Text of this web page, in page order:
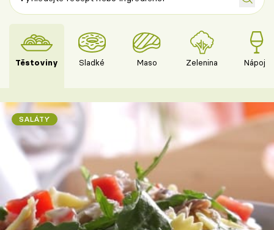
Těstoviny Sladké Maso Zelenina Nápoje
SALÁTY